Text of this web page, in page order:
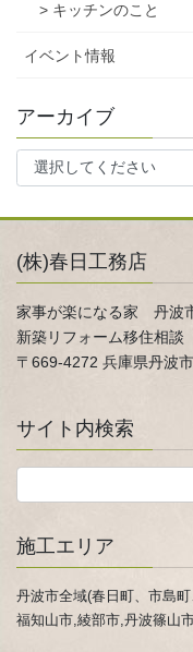
> キッチンのこと
イベント情報
アーカイブ
(株)春日工務店
家事が楽になる家 丹波
新築リフォーム移住相談
〒669-4272 兵庫県丹波
サイト内検索
施工エリア
丹波市全域(春日町、市島
福知山市,綾部市,丹波篠山